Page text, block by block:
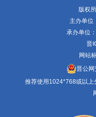
版权
主办单位
承办单位
晋
网站
晋公
推荐使用1024*768或以上